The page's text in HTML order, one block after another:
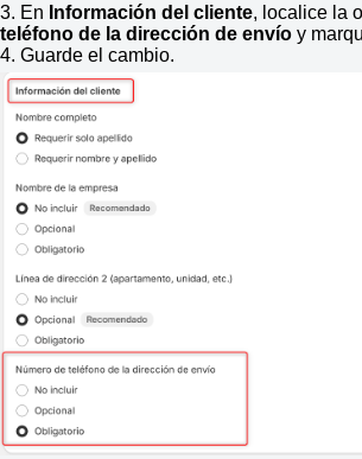
3. En Información del cliente, localice la
teléfono de la dirección de envío y
4. Guarde el cambio.